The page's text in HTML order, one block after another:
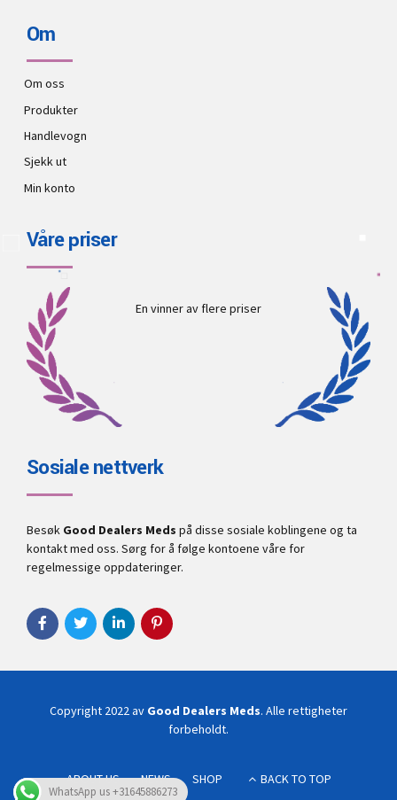
Om
Om oss
Produkter
Handlevogn
Sjekk ut
Min konto
Våre priser
En vinner av flere priser
Sosiale nettverk
Besøk Good Dealers Meds på disse sosiale koblingene og ta
kontakt med oss. Sørg for å følge kontoene våre for
regelmessige oppdateringer.
Copyright 2022 av Good Dealers Meds. Alle rettigheter
forbeholdt.
ABOUT US NEWS SHOP BACK TO TOP
WhatsApp us +31645886273